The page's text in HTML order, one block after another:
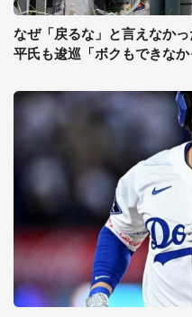
なぜ「戻るな」と言えなか
平氏も逡巡「ボクもできなか